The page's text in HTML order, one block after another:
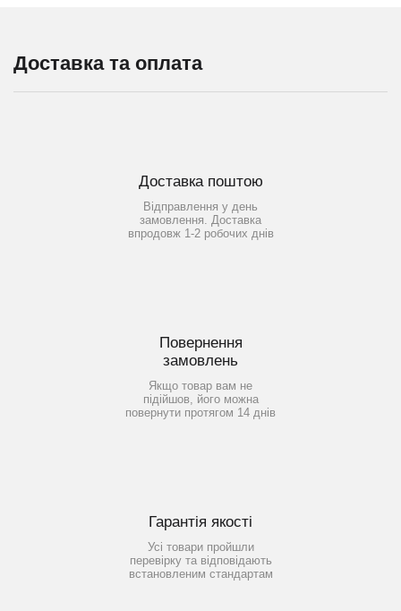
Доставка та оплата
Доставка поштою
Відправлення у день
замовлення. Доставка
впродовж 1-2 робочих днів
Повернення
замовлень
Якщо товар вам не
підійшов, його можна
повернути протягом 14 днів
Гарантія якості
Усі товари пройшли
перевірку та відповідають
встановленим стандартам